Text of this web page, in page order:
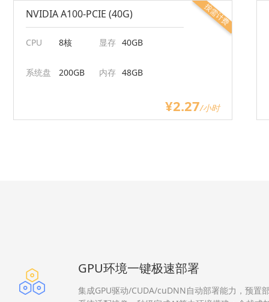
NVIDIA A100-PCIE (40G)
CPU 8核 显存 40GB
系统盘 200GB 内存 48GB
¥2.27/小时
按需计费
GPU环境一键极速部署
集成GPU驱动/CUDA/cuDNN自动部署能力，预置